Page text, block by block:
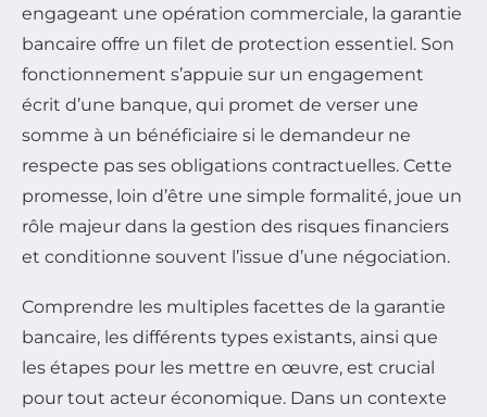
engageant une opération commerciale, la garantie
bancaire offre un filet de protection essentiel. Son
fonctionnement s’appuie sur un engagement
écrit d’une banque, qui promet de verser une
somme à un bénéficiaire si le demandeur ne
respecte pas ses obligations contractuelles. Cette
promesse, loin d’être une simple formalité, joue un
rôle majeur dans la gestion des risques financiers
et conditionne souvent l’issue d’une négociation.
Comprendre les multiples facettes de la garantie
bancaire, les différents types existants, ainsi que
les étapes pour les mettre en œuvre, est crucial
pour tout acteur économique. Dans un contexte